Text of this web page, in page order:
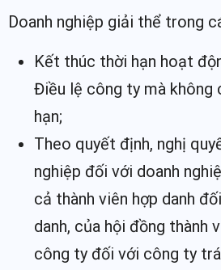
Doanh nghiệp giải thể trong
Kết thúc thời hạn hoạt
Điều lệ công ty mà không
hạn;
Theo quyết định, nghị
nghiệp đối với doanh
cả thành viên hợp danh
danh, của hội đồng thành
công ty đối với công ty